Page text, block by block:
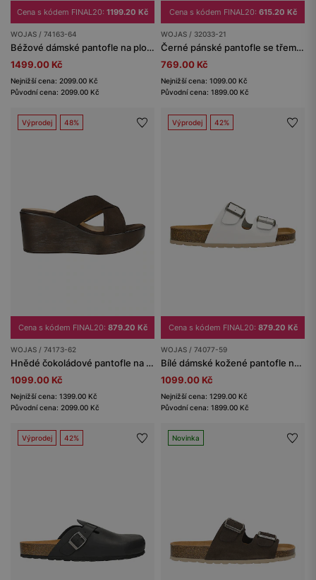
Cena s kódem FINAL20: 1199.20 Kč
WOJAS / 74163-64
Béžové dámské pantofle na ploché podrážce
1499.00 Kč
Nejnižší cena: 2099.00 Kč
Původní cena: 2099.00 Kč
Cena s kódem FINAL20: 615.20 Kč
WOJAS / 32033-21
Černé pánské pantofle se třemi přezkami
769.00 Kč
Nejnižší cena: 1099.00 Kč
Původní cena: 1899.00 Kč
Výprodej 48%
Cena s kódem FINAL20: 879.20 Kč
WOJAS / 74173-62
Hnědé čokoládové pantofle na klínku
1099.00 Kč
Nejnižší cena: 1399.00 Kč
Původní cena: 2099.00 Kč
Výprodej 42%
Cena s kódem FINAL20: 879.20 Kč
WOJAS / 74077-59
Bílé dámské kožené pantofle na korkové podrážce
1099.00 Kč
Nejnižší cena: 1299.00 Kč
Původní cena: 1899.00 Kč
Výprodej 42% Novinka